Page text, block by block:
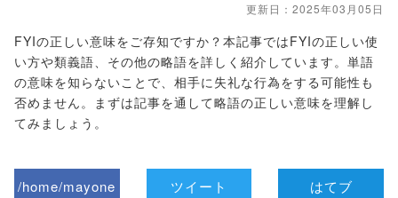
更新日：2025年03月05日
FYIの正しい意味をご存知ですか？本記事ではFYIの正しい使
い方や類義語、その他の略語を詳しく紹介しています。単語
の意味を知らないことで、相手に失礼な行為をする可能性も
否めません。まずは記事を通して略語の正しい意味を理解し
てみましょう。
/home/mayone
ツイート はてブ